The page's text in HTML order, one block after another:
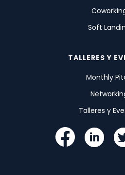
Soft
TALLERES Y
Monthly
Talleres y